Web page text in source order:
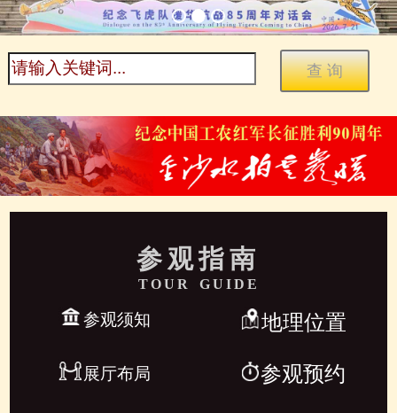
参观指南
TOUR GUIDE
参观须知 地理位置
展厅布局 参观预约